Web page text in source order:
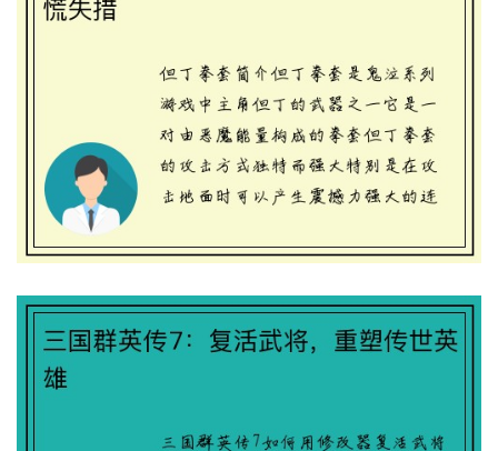
三国群英传7：复活武将，重塑传世英雄